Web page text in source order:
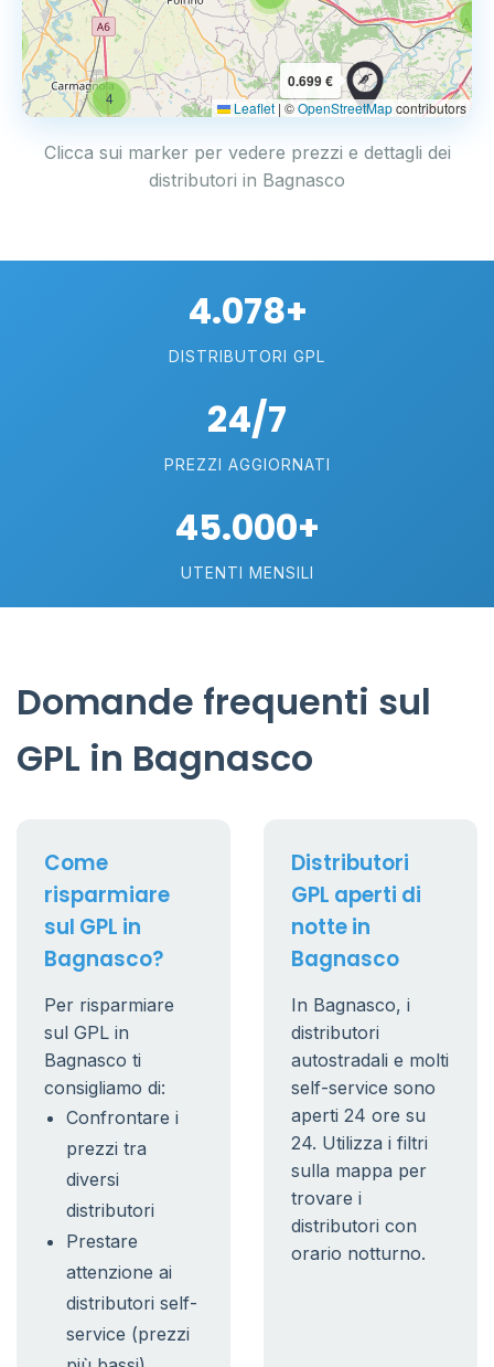
4
0.699 €
Leaflet | ©OpenStreetMapcontributors
Clicca sui marker per vedere prezzi e dettagli dei
distributori in Bagnasco
4.078+
DISTRIBUTORI GPL
24/7
PREZZI AGGIORNATI
45.000+
UTENTI MENSILI
Domande frequenti sul
GPL in Bagnasco
Come
risparmiare
sul GPL in
Bagnasco?
Per risparmiare
sul GPL in
Bagnasco ti
consigliamo di:
Confrontare i
prezzi tra
diversi
distributori
Prestare
attenzione ai
distributori self-
service (prezzi
Distributori
GPL aperti di
notte in
Bagnasco
In Bagnasco, i
distributori
autostradali e molti
self-service sono
aperti 24 ore su
24. Utilizza i filtri
sulla mappa per
trovare i
distributori con
orario notturno.